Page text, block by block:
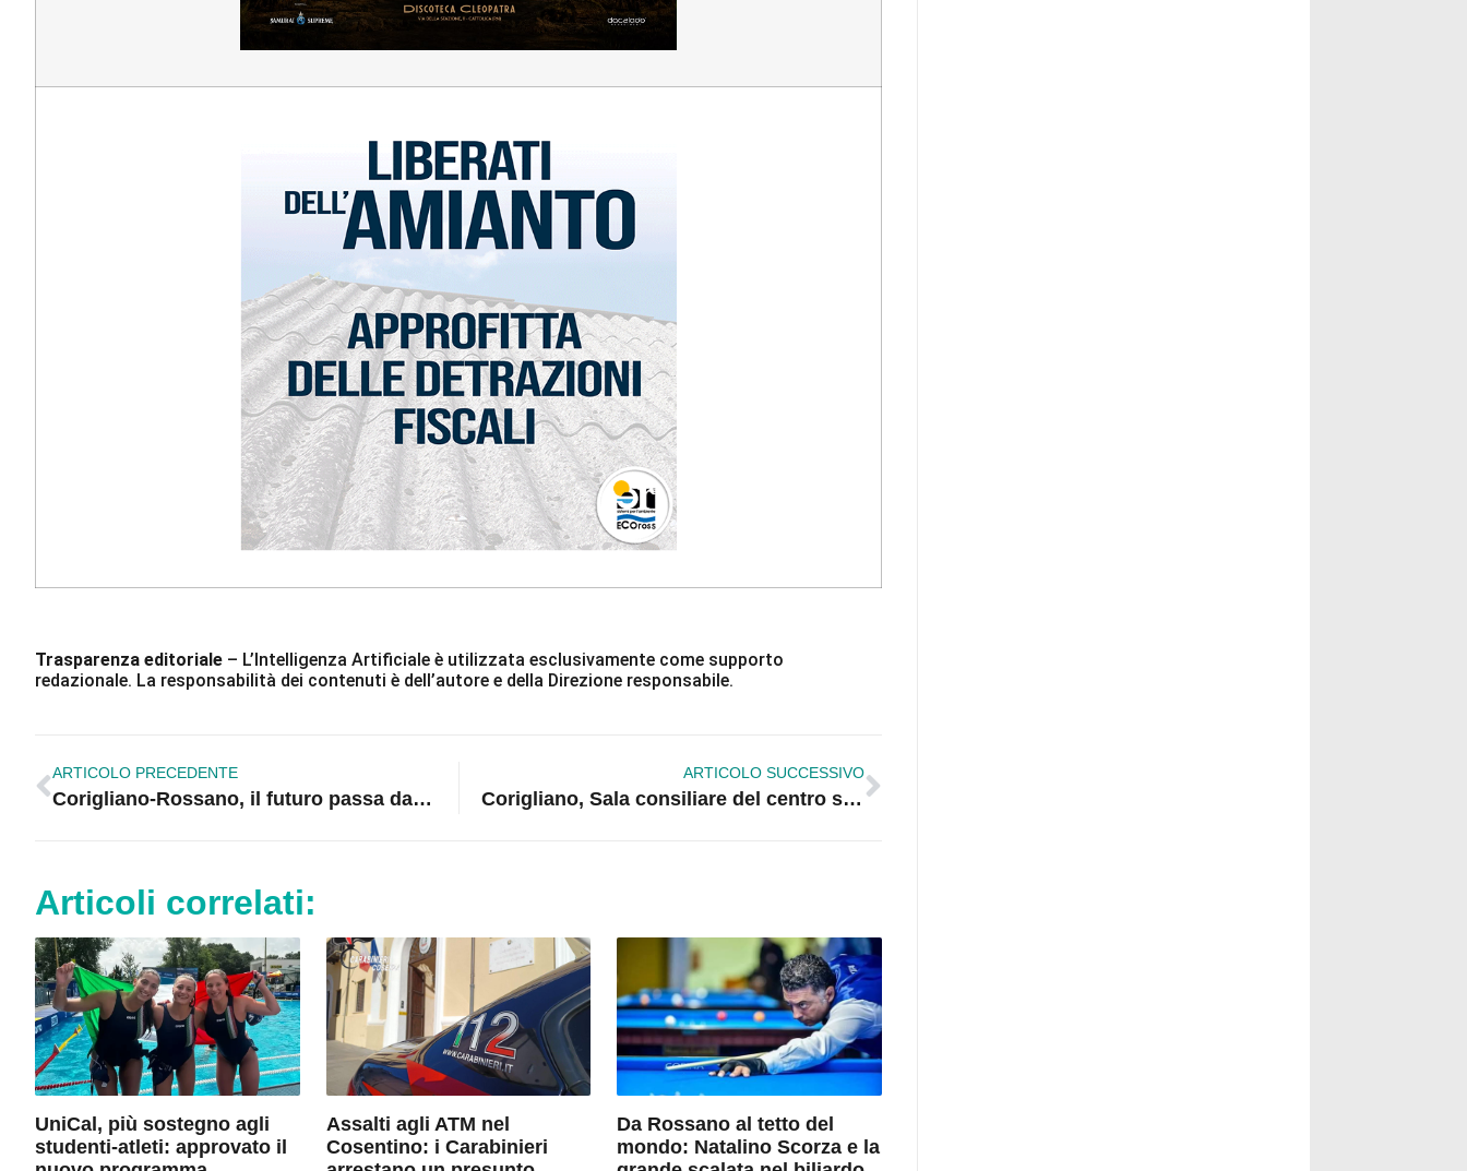
Trasparenza editoriale – L’Intelligenza Artificiale è utilizzata esclusivamente come supporto
redazionale. La responsabilità dei contenuti è dell’autore e della Direzione responsabile.
ARTICOLO PRECEDENTE
Corigliano-Rossano, il futuro passa dai borghi e dall’identità culturale |VIDEO
ARTICOLO SUCCESSIVO
Corigliano, Sala consiliare del centro storico ancora inutilizzata: cresce il malcontento dei cittadini
Articoli correlati:
UniCal, più sostegno agli
studenti-atleti: approvato il
Assalti agli ATM nel
Cosentino: i Carabinieri
Da Rossano al tetto del
mondo: Natalino Scorza e la